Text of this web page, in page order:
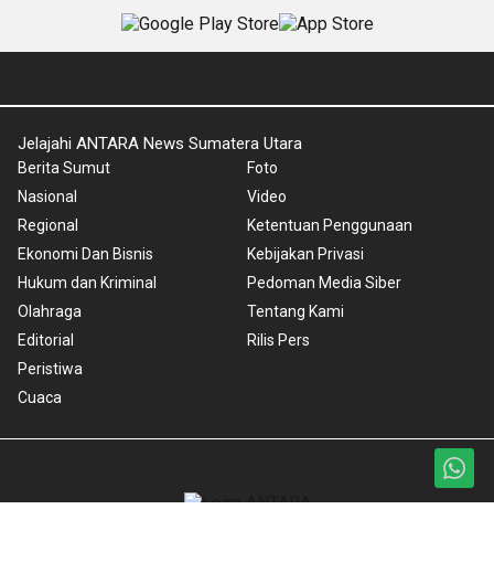
Jelajahi ANTARA News Sumatera Utara
Berita Sumut
Nasional
Regional
Ekonomi Dan Bisnis
Hukum dan Kriminal
Olahraga
Editorial
Peristiwa
Cuaca
Foto
Video
Ketentuan Penggunaan
Kebijakan Privasi
Pedoman Media Siber
Tentang Kami
Rilis Pers